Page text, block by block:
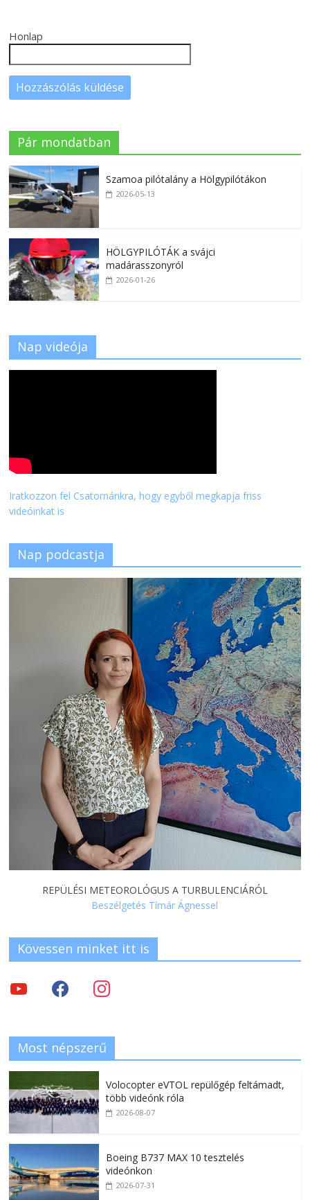
Honlap
Pár mondatban
Szamoa pilótalány a Hölgypilótákon
2026-05-13
HÖLGYPILÓTÁK a svájci
madárasszonyról
2026-01-26
Nap videója
Iratkozzon fel Csatornánkra, hogy egyből megkapja friss
videóinkat is
Nap podcastja
REPÜLÉSI METEOROLÓGUS A TURBULENCIÁRÓL
Beszélgetés Tímár Ágnessel
Kövessen minket itt is
Most népszerű
Volocopter eVTOL repülőgép feltámadt,
több videónk róla
2026-08-07
Boeing B737 MAX 10 tesztelés
videónkon
2026-07-31